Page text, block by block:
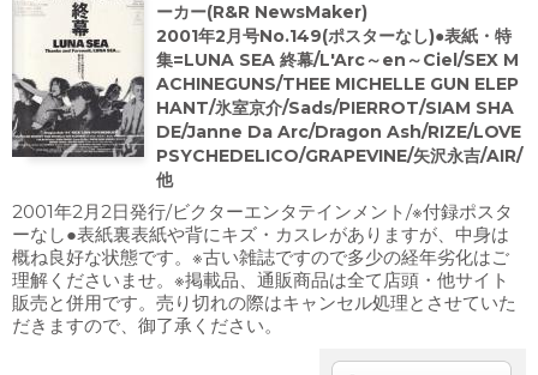
ーカー(R&R NewsMaker)
2001年2月号No.149(ポスターなし)●表紙・特
集=LUNA SEA 終幕/L'Arc～en～Ciel/SEX M
ACHINEGUNS/THEE MICHELLE GUN ELEP
HANT/氷室京介/Sads/PIERROT/SIAM SHA
DE/Janne Da Arc/Dragon Ash/RIZE/LOVE
PSYCHEDELICO/GRAPEVINE/矢沢永吉/AIR/
他
2001年2月2日発行/ビクターエンタテインメント/※付録ポスタ
ーなし●表紙裏表紙や背にキズ・カスレがありますが、中身は
概ね良好な状態です。※古い雑誌ですので多少の経年劣化はご
理解くださいませ。※掲載品、通販商品は全て店頭・他サイト
販売と併用です。売り切れの際はキャンセル処理とさせていた
だきますので、御了承ください。